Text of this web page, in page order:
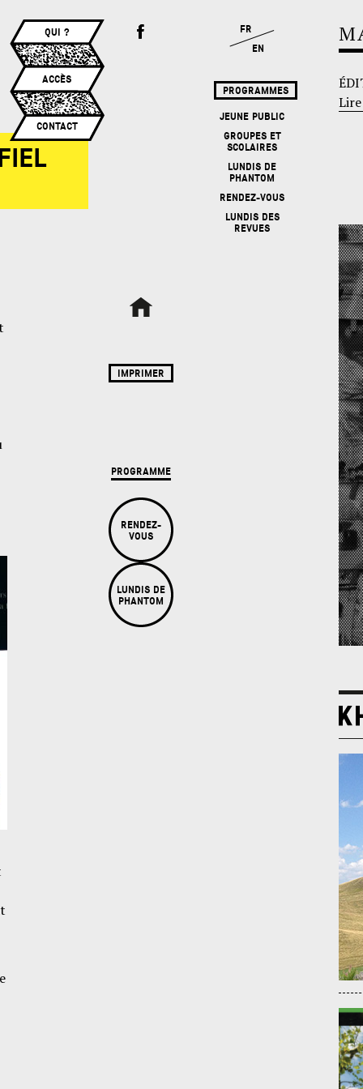
PROGRAMMES
JEUNE PUBLIC
GROUPES ET
SCOLAIRES
LUNDIS DE
PHANTOM
RENDEZ-VOUS
LUNDIS DES
REVUES
FR
EN
QUI ?
ACCÈS
CONTACT
IMPRIMER
PROGRAMME
RENDEZ-
VOUS
LUNDIS DE
PHANTOM
Lire